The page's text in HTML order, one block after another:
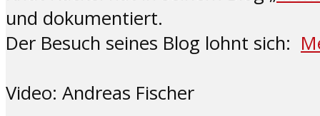
und dokumentiert.
Der Besuch seines Blog lohnt sich:
Video: Andreas Fischer